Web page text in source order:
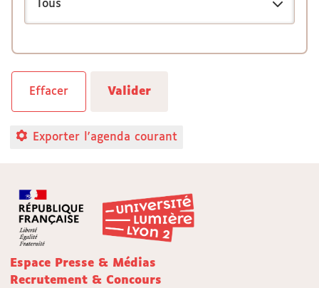
Exporter l'agenda courant
Espace Presse & Médias
Recrutement & Concours